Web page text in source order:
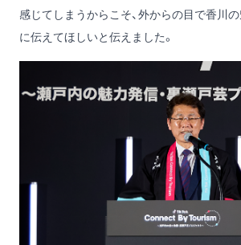
感じてしまうからこそ、外からの目で香川
に伝えてほしいと伝えました。